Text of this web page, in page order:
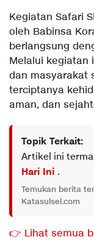
Kegiatan Safari
oleh Babinsa
berlangsung
Melalui kegiatan
dan masyarakat
terciptanya
aman, dan
Topik Terkait:
Artikel ini
Hari Ini .
Temukan berita
Katasulsel.com
👉 Lihat semua